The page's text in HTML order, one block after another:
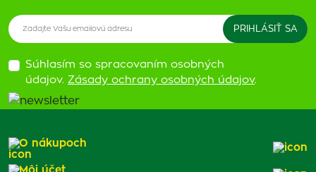
Súhlasím so spracovaním osobných
údajov. Zásady ochrany osobných údajov.
O nákupoch